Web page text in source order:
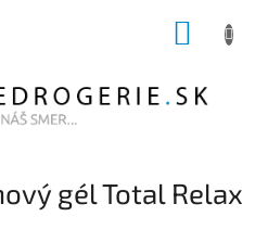
gél Total Relax